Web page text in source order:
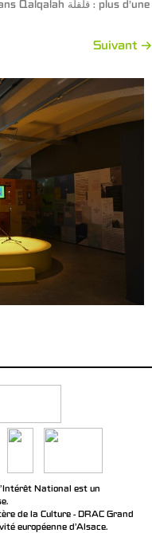
Qalqalah قلقلة : plus d’une
Suivant →
National est un
de la Culture - DRAC Grand
européenne d’Alsace.